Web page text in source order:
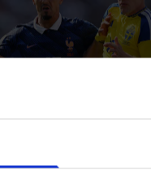
VM-opgøret mellem
Sverige.
• 116 min